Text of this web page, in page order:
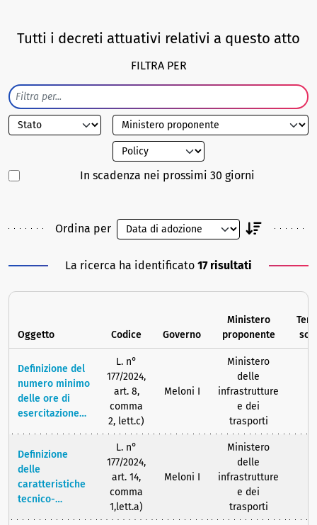
Tutti i decreti attuativi relativi a questo atto
FILTRA PER
In scadenza nei prossimi 30 giorni
Ordina per
La ricerca ha identificato 17 risultati
Oggetto Codice Governo
Ministero
proponente
Definizione del
numero minimo
delle ore di
esercitazione
della patente di
guida della
categoria B da
svolgere
presso
L. n°
177/2024,
art. 8,
comma
2, lett.c)
Meloni I
Ministero
delle
infrastrutture
e dei
trasporti
Definizione
delle
caratteristiche
tecnico-
L. n°
177/2024,
art. 14,
comma
1,lett.a)
Meloni I
Ministero
delle
infrastrutture
e dei
trasporti